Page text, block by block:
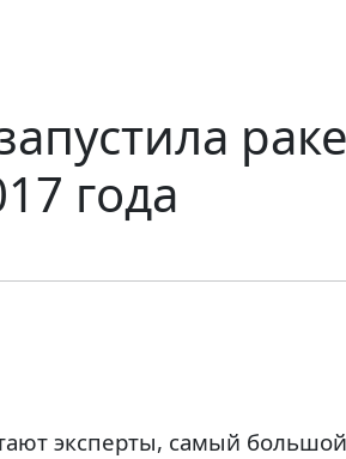
года
эксперты, самый